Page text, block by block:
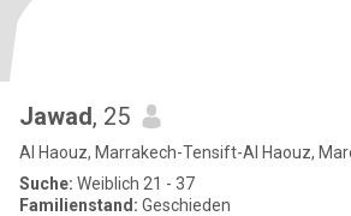
Jawad, 25
Al Haouz, Marrakech-Tensift-Al Haouz,
Suche: Weiblich 21 - 37
Familienstand: Geschieden